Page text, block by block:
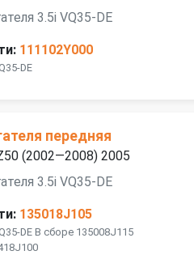
3.5i VQ35-DE
111102Y000
DE
передняя
(2002—2008) 2005
3.5i VQ35-DE
135018J105
DE В сборе 135008J115